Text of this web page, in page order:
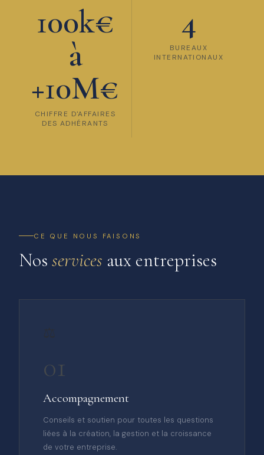
100k€
à
+10M€
CHIFFRE D'AFFAIRES
DES ADHÉRANTS
4
BUREAUX
INTERNATIONAUX
CE QUE NOUS FAISONS
Nos services aux entreprises
01
Accompagnement
Conseils et soutien pour toutes les questions
liées à la création, la gestion et la croissance
de votre entreprise.